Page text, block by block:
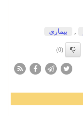
, بیماری
(0)